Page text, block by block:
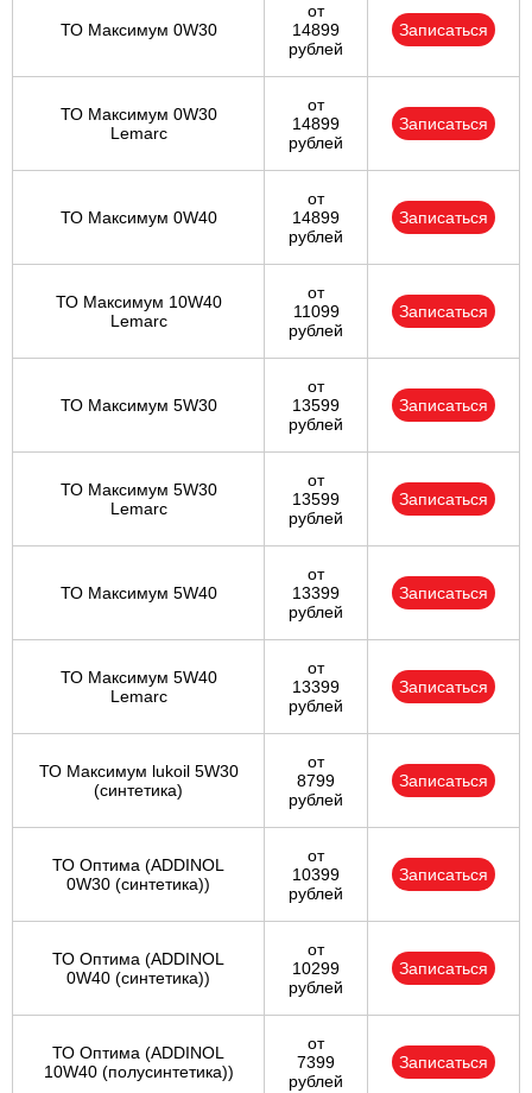
ТО Максимум 0W30
от
14899
рублей
Записаться
ТО Максимум 0W30
Lemarc
от
14899
рублей
Записаться
ТО Максимум 0W40
от
14899
рублей
Записаться
ТО Максимум 10W40
Lemarc
от
11099
рублей
Записаться
ТО Максимум 5W30
от
13599
рублей
Записаться
ТО Максимум 5W30
Lemarc
от
13599
рублей
Записаться
ТО Максимум 5W40
от
13399
рублей
Записаться
ТО Максимум 5W40
Lemarc
от
13399
рублей
Записаться
ТО Максимум lukoil 5W30
(синтетика)
от
8799
рублей
Записаться
ТО Оптима (ADDINOL
0W30 (синтетика))
от
10399
рублей
Записаться
ТО Оптима (ADDINOL
0W40 (синтетика))
от
10299
рублей
Записаться
ТО Оптима (ADDINOL
10W40 (полусинтетика))
от
7399
рублей
Записаться